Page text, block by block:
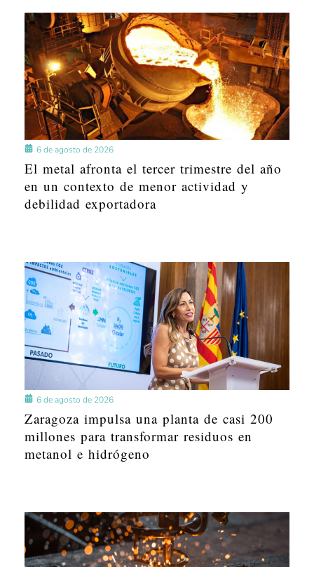
6 de agosto de 2026
El metal afronta el tercer trimestre del año
en un contexto de menor actividad y
debilidad exportadora
6 de agosto de 2026
Zaragoza impulsa una planta de casi 200
millones para transformar residuos en
metanol e hidrógeno